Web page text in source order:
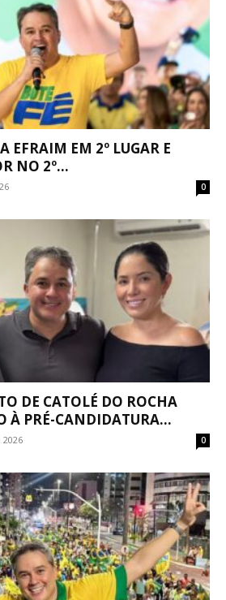
EFRAIM EM 2º LUGAR E
NO 2º...
0
DE CATOLÉ DO ROCHA
À PRÉ-CANDIDATURA...
0